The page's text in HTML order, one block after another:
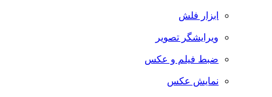
ابزار فلش
ویرایشگر تصویر
ضبط فيلم و عكس
نمایش عکس